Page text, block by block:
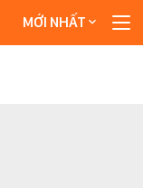
MỚI NHẤT